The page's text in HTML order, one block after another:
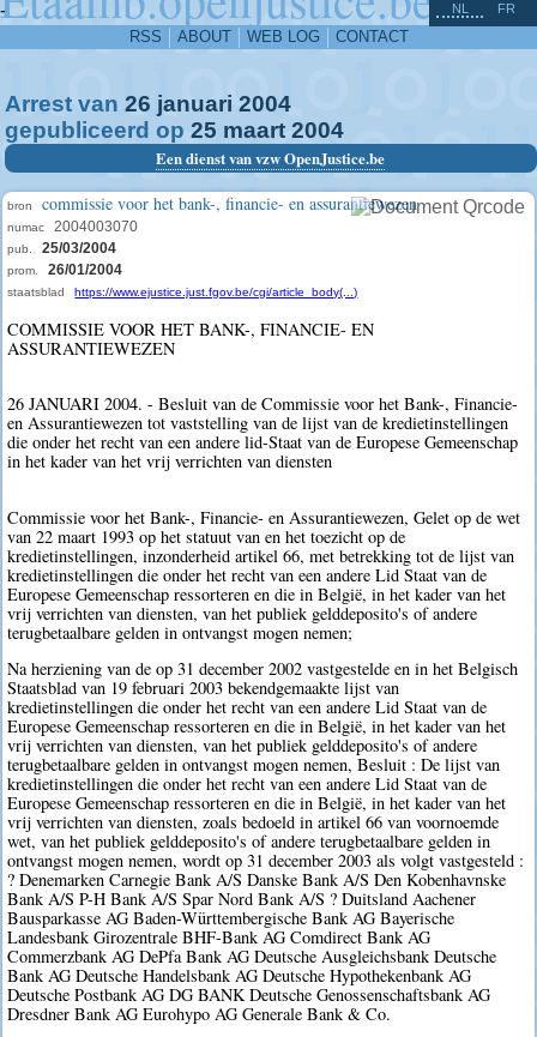
-
RSS ABOUT WEB LOG CONTACT
NL FR
Arrest van 26 januari 2004
gepubliceerd op 25 maart 2004
Een dienst van vzw OpenJustice.be
bron commissie voor het bank-, financie- en assurantiewezen
numac 2004003070
pub. 25/03/2004
prom. 26/01/2004
staatsblad https://www.ejustice.just.fgov.be/cgi/article_body(...)
COMMISSIE VOOR HET BANK-, FINANCIE- EN
ASSURANTIEWEZEN
26 JANUARI 2004. - Besluit van de Commissie voor het Bank-, Financie-
en Assurantiewezen tot vaststelling van de lijst van de kredietinstellingen
die onder het recht van een andere lid-Staat van de Europese Gemeenschap
in het kader van het vrij verrichten van diensten
Commissie voor het Bank-, Financie- en Assurantiewezen, Gelet op de wet
van 22 maart 1993 op het statuut van en het toezicht op de
kredietinstellingen, inzonderheid artikel 66, met betrekking tot de lijst van
kredietinstellingen die onder het recht van een andere Lid Staat van de
Europese Gemeenschap ressorteren en die in België, in het kader van het
vrij verrichten van diensten, van het publiek gelddeposito's of andere
terugbetaalbare gelden in ontvangst mogen nemen;
Na herziening van de op 31 december 2002 vastgestelde en in het Belgisch
Staatsblad van 19 februari 2003 bekendgemaakte lijst van
kredietinstellingen die onder het recht van een andere Lid Staat van de
Europese Gemeenschap ressorteren en die in België, in het kader van het
vrij verrichten van diensten, van het publiek gelddeposito's of andere
terugbetaalbare gelden in ontvangst mogen nemen, Besluit : De lijst van
kredietinstellingen die onder het recht van een andere Lid Staat van de
Europese Gemeenschap ressorteren en die in België, in het kader van het
vrij verrichten van diensten, zoals bedoeld in artikel 66 van voornoemde
wet, van het publiek gelddeposito's of andere terugbetaalbare gelden in
ontvangst mogen nemen, wordt op 31 december 2003 als volgt vastgesteld :
? Denemarken Carnegie Bank A/S Danske Bank A/S Den Kobenhavnske
Bank A/S P-H Bank A/S Spar Nord Bank A/S ? Duitsland Aachener
Bausparkasse AG Baden-Württembergische Bank AG Bayerische
Landesbank Girozentrale BHF-Bank AG Comdirect Bank AG
Commerzbank AG DePfa Bank AG Deutsche Ausgleichsbank Deutsche
Bank AG Deutsche Handelsbank AG Deutsche Hypothekenbank AG
Deutsche Postbank AG DG BANK Deutsche Genossenschaftsbank AG
Dresdner Bank AG Eurohypo AG Generale Bank & Co.
^